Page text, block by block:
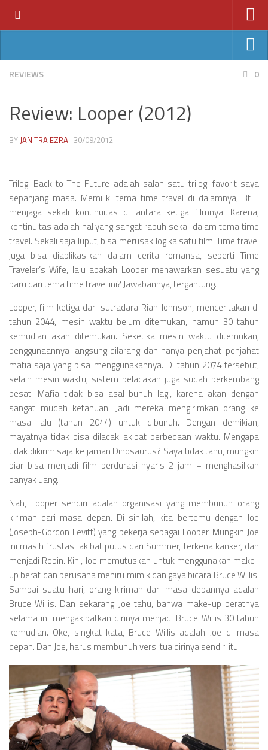
News
Reviews
2012
2013
2014
2015
Videos
Television
Games
Batman v Superman
Fantastic Four
Star Wars VII
REVIEWS 0
Review: Looper (2012)
BYJANITRA EZRA · 30/09/2012
Trilogi Back to The Future adalah salah satu trilogi favorit saya
sepanjang masa. Memiliki tema time travel di dalamnya, BtTF
menjaga sekali kontinuitas di antara ketiga filmnya. Karena,
kontinuitas adalah hal yang sangat rapuh sekali dalam tema time
travel. Sekali saja luput, bisa merusak logika satu film. Time travel
juga bisa diaplikasikan dalam cerita romansa, seperti Time
Traveler’s Wife, lalu apakah Looper menawarkan sesuatu yang
baru dari tema time travel ini? Jawabannya, tergantung.
Looper, film ketiga dari sutradara Rian Johnson, menceritakan di
tahun 2044, mesin waktu belum ditemukan, namun 30 tahun
kemudian akan ditemukan. Seketika mesin waktu ditemukan,
penggunaannya langsung dilarang dan hanya penjahat-penjahat
mafia saja yang bisa menggunakannya. Di tahun 2074 tersebut,
selain mesin waktu, sistem pelacakan juga sudah berkembang
pesat. Mafia tidak bisa asal bunuh lagi, karena akan dengan
sangat mudah ketahuan. Jadi mereka mengirimkan orang ke
masa lalu (tahun 2044) untuk dibunuh. Dengan demikian,
mayatnya tidak bisa dilacak akibat perbedaan waktu. Mengapa
tidak dikirim saja ke jaman Dinosaurus? Saya tidak tahu, mungkin
biar bisa menjadi film berdurasi nyaris 2 jam + menghasilkan
banyak uang.
Nah, Looper sendiri adalah organisasi yang membunuh orang
kiriman dari masa depan. Di sinilah, kita bertemu dengan Joe
(Joseph-Gordon Levitt) yang bekerja sebagai Looper. Mungkin Joe
ini masih frustasi akibat putus dari Summer, terkena kanker, dan
menjadi Robin. Kini, Joe memutuskan untuk menggunakan make-
up berat dan berusaha meniru mimik dan gaya bicara Bruce Willis.
Sampai suatu hari, orang kiriman dari masa depannya adalah
Bruce Willis. Dan sekarang Joe tahu, bahwa make-up beratnya
selama ini mengakibatkan dirinya menjadi Bruce Willis 30 tahun
kemudian. Oke, singkat kata, Bruce Willis adalah Joe di masa
depan. Dan Joe, harus membunuh versi tua dirinya sendiri itu.